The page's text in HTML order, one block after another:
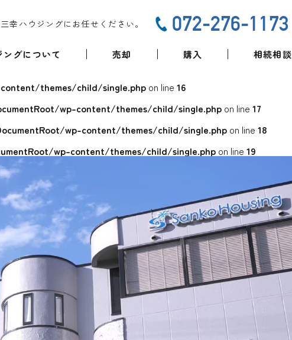
幸ハウジングにお任せください。 072-276-1173
グについて 売却 購入 相続相談
themes/child/single.php on line 16
wp-content/themes/child/single.php on line 17
wp-content/themes/child/single.php on line 18
wp-content/themes/child/single.php on line 19